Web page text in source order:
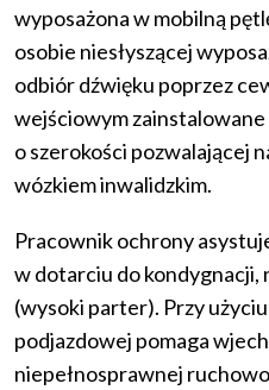
wyposażona w mobilną
osobie niesłyszącej
odbiór dźwięku poprzez
wejściowym
o szerokości pozwalającej
wózkiem inwalidzkim.
Pracownik ochrony
w dotarciu do kondygnacji,
(wysoki parter). Przy
podjazdowej pomaga
niepełnosprawnej